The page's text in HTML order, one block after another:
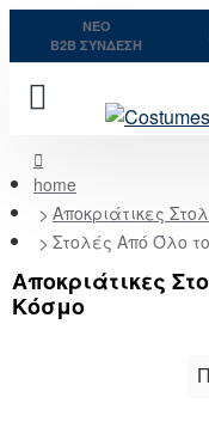
NEO
B2B ΣΥΝΔΕΣΗ
home
Αποκριάτικες
Στολές Από Όλο
Αποκριάτικες
Κόσμο